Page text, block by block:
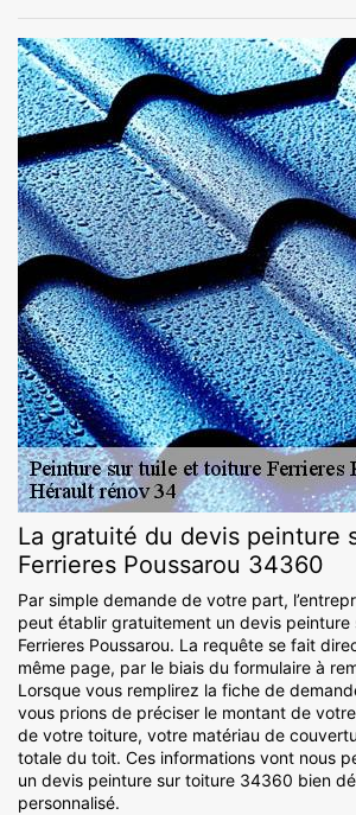
La gratuité du devis peinture
Ferrieres Poussarou 34360
Par simple demande de votre part,
peut établir gratuitement un devis peinture
Ferrieres Poussarou. La requête se fait
même page, par le biais du formulaire à
Lorsque vous remplirez la fiche de
vous prions de préciser le montant de
de votre toiture, votre matériau de
totale du toit. Ces informations vont nous
un devis peinture sur toiture 34360 bien
personnalisé.